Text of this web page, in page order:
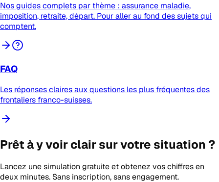
Nos guides complets par thème : assurance maladie,
imposition, retraite, départ. Pour aller au fond des sujets qui
comptent.
FAQ
Les réponses claires aux questions les plus fréquentes des
frontaliers franco-suisses.
Prêt à y voir clair sur votre situation ?
Lancez une simulation gratuite et obtenez vos chiffres en
deux minutes. Sans inscription, sans engagement.